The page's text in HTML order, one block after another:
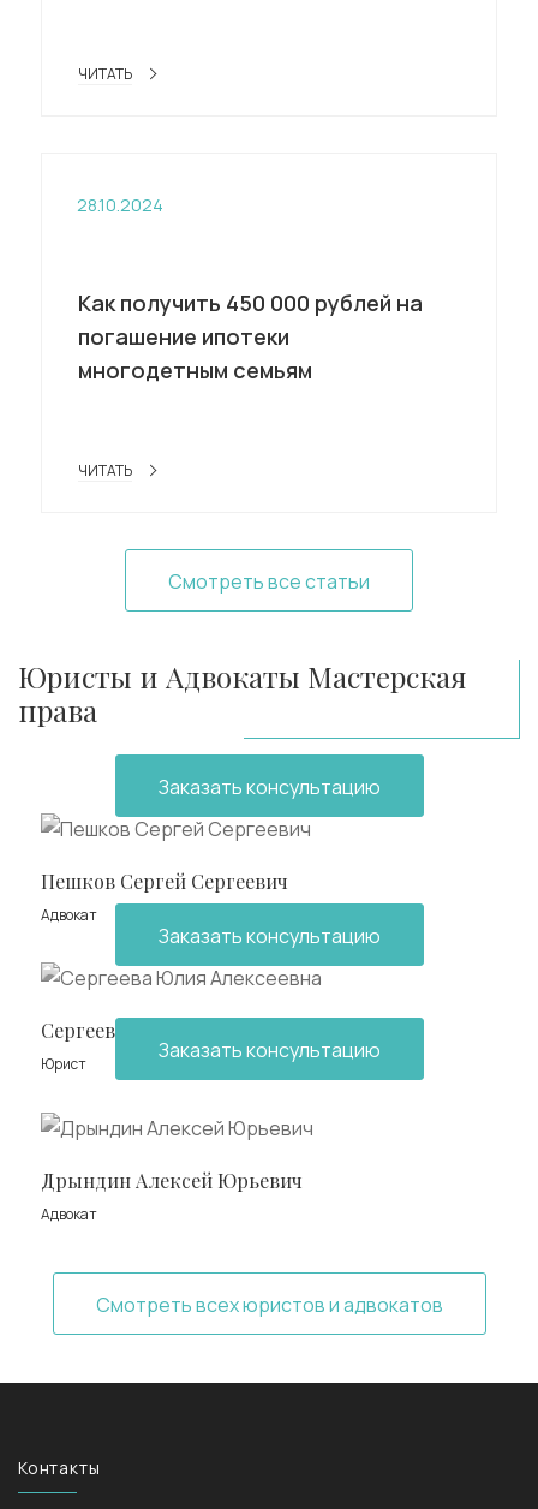
ЧИТАТЬ
28.10.2024
Как получить 450 000 рублей на
погашение ипотеки
многодетным семьям
ЧИТАТЬ
Смотреть все статьи
Юристы и Адвокаты Мастерская
права
Пешков Сергей Сергеевич
Адвокат
Заказать консультацию
Сергеева Юлия Алексеевна
Юрист
Заказать консультацию
Дрындин Алексей Юрьевич
Адвокат
Заказать консультацию
Смотреть всех юристов и адвокатов
Контакты